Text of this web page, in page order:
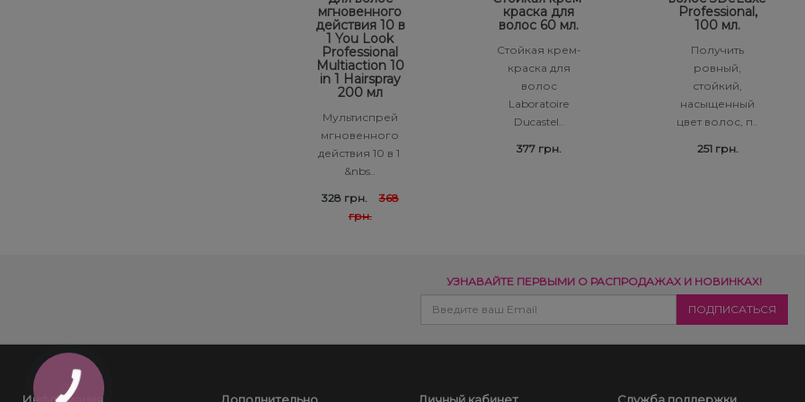
мгновенного
действия 10 в
1 You Look
Professional
Multiaction 10
in 1 Hairspray
200 мл
Мультиспрей
мгновенного
действия 10 в 1
&nbs..
328 грн.
368
грн.
краска для
волос 60 мл.
Стойкая крем-
краска для
волос
Laboratoire
Ducastel..
377 грн.
Professional,
100 мл.
Получить
ровный,
стойкий,
насыщенный
цвет волос, п..
251 грн.
УЗНАВАЙТЕ ПЕРВЫМИ О РАСПРОДАЖАХ И НОВИНКАХ!
Информация Дополнительно Личный кабинет Служба поддержки
Subtil Man XY - Серия для мужчин: для ухода и укладки
Осветляющие средства и окислители Laboratoire
Subtil Beautist - чистое решение для красоты волос